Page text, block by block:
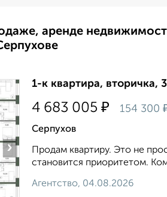
аренде
›
1-к квартира, вторичка,
4 683 005 ₽ 154 300
Серпухов
Продам квартиру. Это не
становится приоритетом.
Агентство, 04.08.2026